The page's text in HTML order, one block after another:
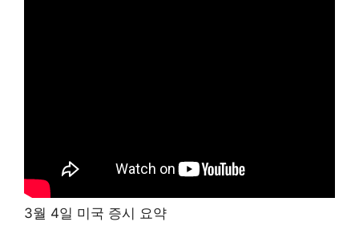
3월 4일 미국 증시 요약